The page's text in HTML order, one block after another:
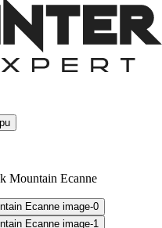
Mountain Ecanne